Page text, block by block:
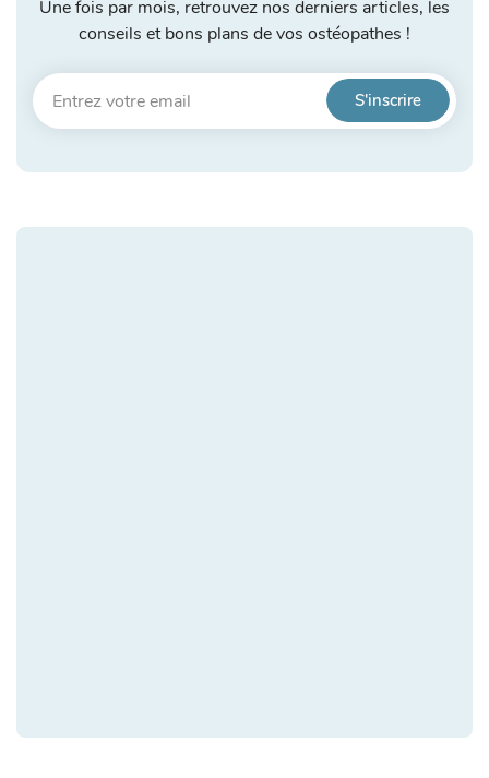
Une fois par mois, retrouvez nos derniers articles, les
conseils et bons plans de vos ostéopathes !